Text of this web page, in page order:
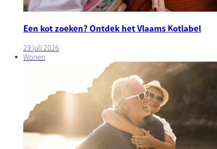
Een kot zoeken? Ontdek het Vlaams Kotlabel
29 juli 2026
Wonen